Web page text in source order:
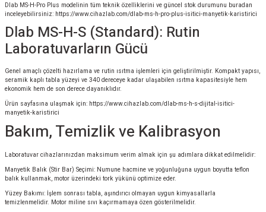
Dlab MS-H-Pro Plus modelinin tüm teknik özelliklerini ve güncel stok durumunu buradan
inceleyebilirsiniz: https://www.cihazlab.com/dlab-ms-h-pro-plus-isitici-manyetik-karistirici
Dlab MS-H-S (Standard): Rutin
Laboratuvarların Gücü
Genel amaçlı çözelti hazırlama ve rutin ısıtma işlemleri için geliştirilmiştir. Kompakt yapısı,
seramik kaplı tabla yüzeyi ve 340 dereceye kadar ulaşabilen ısıtma kapasitesiyle hem
ekonomik hem de son derece dayanıklıdır.
Ürün sayfasına ulaşmak için: https://www.cihazlab.com/dlab-ms-h-s-dijital-isitici-
manyetik-karistirici
Bakım, Temizlik ve Kalibrasyon
Laboratuvar cihazlarınızdan maksimum verim almak için şu adımlara dikkat edilmelidir:
Manyetik Balık (Stir Bar) Seçimi: Numune hacmine ve yoğunluğuna uygun boyutta teflon
balık kullanmak, motor üzerindeki tork yükünü optimize eder.
Yüzey Bakımı: İşlem sonrası tabla, aşındırıcı olmayan uygun kimyasallarla
temizlenmelidir. Motor miline sıvı kaçırmamaya özen gösterilmelidir.